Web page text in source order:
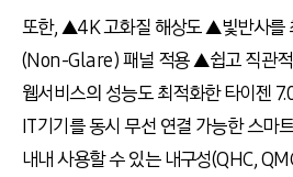
또한, ▲4K 고화질 해상도 ▲빛반사를
(Non-Glare) 패널 적용 ▲쉽고 직관
웹서비스의 성능도 최적화한 타이젠
IT기기를 동시 무선 연결 가능한 스마
내내 사용할 수 있는 내구성(QHC,